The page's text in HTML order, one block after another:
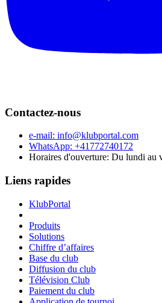
Contactez-nous
e-mail: info@klubportal.com
WhatsApp: +41772740172
Horaires d'ouverture: Du lundi au
Liens rapides
KlubPortal
Produits
Solutions
Chiffre d’affaires
Base du club
Diffusion du club
Télévision Club
Paiement du club